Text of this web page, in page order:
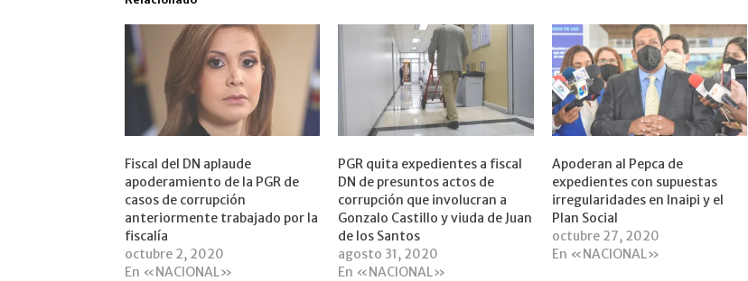
Fiscal del DN aplaude
apoderamiento de la PGR de
casos de corrupción
anteriormente trabajado por la
fiscalía
octubre 2, 2020
En «NACIONAL»
PGR quita expedientes a fiscal
DN de presuntos actos de
corrupción que involucran a
Gonzalo Castillo y viuda de Juan
de los Santos
agosto 31, 2020
En «NACIONAL»
Apoderan al Pepca de
expedientes con supuestas
irregularidades en Inaipi y el
Plan Social
octubre 27, 2020
En «NACIONAL»